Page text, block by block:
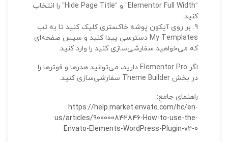
“Elementor Full Width” و “Hide Page Title” را انتخاب
کنید.
بر روی آیکون پوشه خاکستری کلیک کنید تا به تب
My Templates دسترسی پیدا کنید و سپس صفحه‌ای
که می‌خواهید سفارشی‌سازی کنید را وارد کنید.
اگر Elementor Pro دارید، می‌توانید هدرها و فوترها را
در بخش Theme Builder سفارشی‌سازی کنید.
راهنمای جامع:
https://help.market.envato.com/hc/en-
us/articles/900000842846-How-to-use-the-
Envato-Elements-WordPress-Plugin-v2-0